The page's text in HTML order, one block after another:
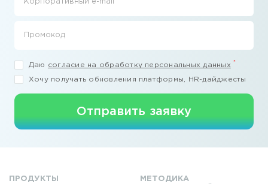
Корпоративный e-mail
Промокод
Даю согласие на обработку персональных данных *
Хочу получать обновления платформы, HR-дайджесты
Отправить заявку
ПРОДУКТЫ
МЕТОДИКА